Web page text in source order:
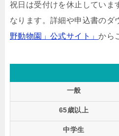
祝日は受付けを休止していま
なります。詳細や申込書のダ
野動物園」公式サイト」から
一般
65歳以上
中学生